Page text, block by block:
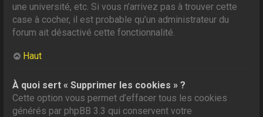
une université, etc. Si vous n’arrivez pas à trouver cette
case à cocher, il est probable qu’un administrateur du
forum ait désactivé cette fonctionnalité.
Haut
À quoi sert « Supprimer les cookies » ?
Cette option vous permet d’effacer tous les cookies
générés par phpBB 3.3 qui conservent votre